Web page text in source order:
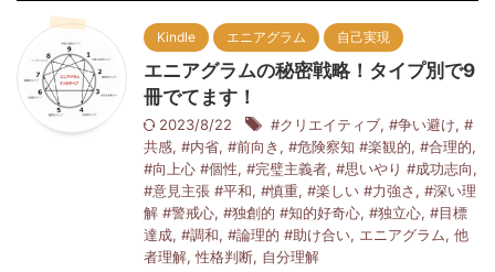
Kindle エニアグラム 自己実現
エニアグラムの秘密戦略！タイプ別で9
冊でてます！
2023/8/22 #クリエイティブ, #争い避け, #
共感, #内省, #前向き , #危険察知 #楽観的, #合理的,
#向上心 #個性, #完璧主義者, #思いやり #成功志向,
#意見主張 #平和, #慎重, #楽しい #力強さ , #深い理
解 #警戒心, #独創的 #知的好奇心, #独立心, #目標
達成, #調和, #論理的 #助け合い, エニアグラム, 他
者理解,性格判断, 自分理解